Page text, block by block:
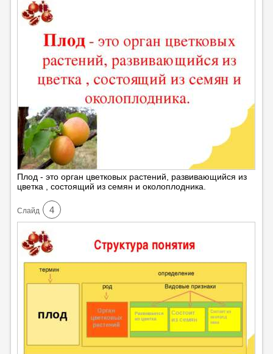
Плод - это орган цветковых растений, развивающийся из
цветка , состоящий из семян и околоплодника.
Cлайд 4